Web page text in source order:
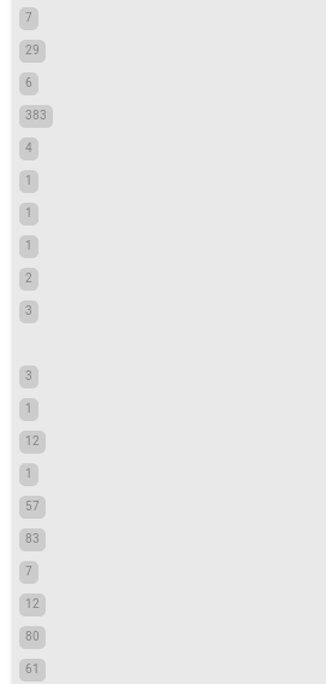
7
29
6
383
4
1
1
1
2
3
3
1
12
1
57
83
7
12
80
61